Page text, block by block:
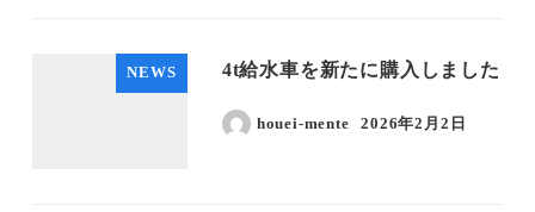
NEWS 4t給水車を新たに購入しました
houei-mente 2026年2月2日